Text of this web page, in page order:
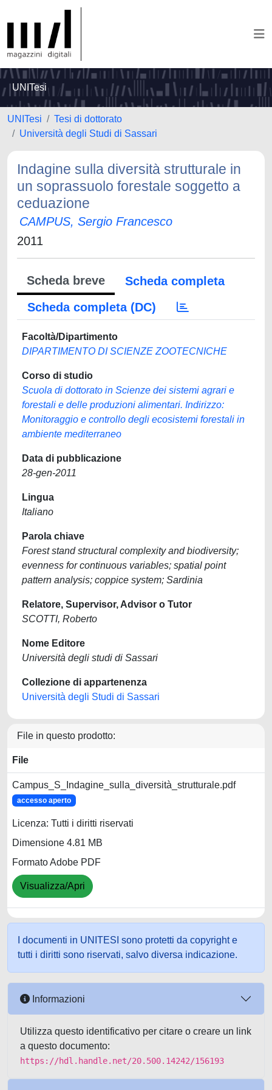
UNITesi
UNITesi
Tesi di dottorato
Università degli Studi di Sassari
Indagine sulla diversità strutturale in
un soprassuolo forestale soggetto a
ceduazione
CAMPUS, Sergio Francesco
2011
Scheda breve
Scheda completa
Scheda completa (DC)
Facoltà/Dipartimento
DIPARTIMENTO DI SCIENZE ZOOTECNICHE
Corso di studio
Scuola di dottorato in Scienze dei sistemi agrari e
forestali e delle produzioni alimentari. Indirizzo:
Monitoraggio e controllo degli ecosistemi forestali in
ambiente mediterraneo
Data di pubblicazione
28-gen-2011
Lingua
Italiano
Parola chiave
Forest stand structural complexity and biodiversity;
evenness for continuous variables; spatial point
pattern analysis; coppice system; Sardinia
Relatore, Supervisor, Advisor o Tutor
SCOTTI, Roberto
Nome Editore
Università degli studi di Sassari
Collezione di appartenenza
Università degli Studi di Sassari
File in questo prodotto:
File
Campus_S_Indagine_sulla_diversità_strutturale.pdf
accesso aperto
Licenza: Tutti i diritti riservati
Dimensione 4.81 MB
Formato Adobe PDF
Visualizza/Apri
I documenti in UNITESI sono protetti da copyright e
tutti i diritti sono riservati, salvo diversa indicazione.
Informazioni
Utilizza questo identificativo per citare o creare un link
a questo documento:
https://hdl.handle.net/20.500.14242/156193